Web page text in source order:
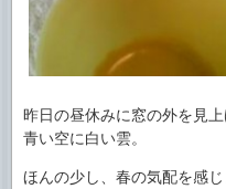
昨日の昼休みに窓の外を見上
青い空に白い雲。
ほんの少し、春の気配を感じ